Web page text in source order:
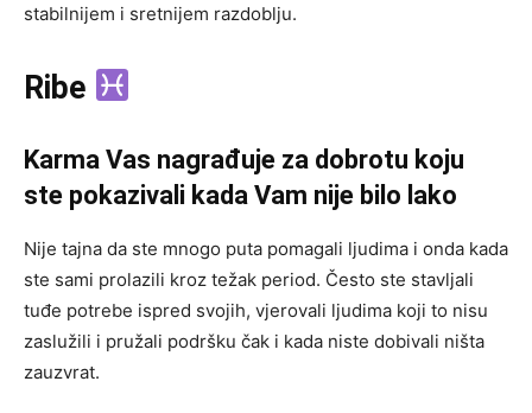
stabilnijem i sretnijem razdoblju.
Ribe
Karma Vas nagrađuje za dobrotu koju
ste pokazivali kada Vam nije bilo lako
Nije tajna da ste mnogo puta pomagali ljudima i onda kada
ste sami prolazili kroz težak period. Često ste stavljali
tuđe potrebe ispred svojih, vjerovali ljudima koji to nisu
zaslužili i pružali podršku čak i kada niste dobivali ništa
zauzvrat.